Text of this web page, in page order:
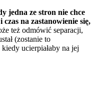
jedna ze stron nie chce
na zastanowienie się,
też odmówić separacji,
(zostanie to
ucierpiałaby na jej